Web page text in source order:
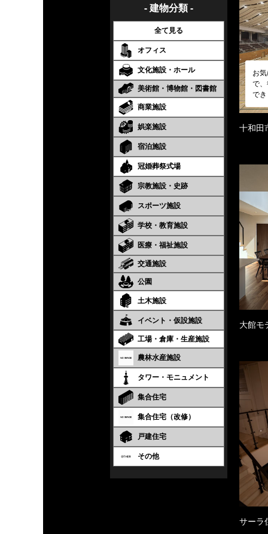
- 建物分類 -
全て見る
オフィス
文化施設・ホール
美術館・博物館・図書館
商業施設
娯楽施設
宿泊施設
冠婚葬祭式場
宗教施設・史跡
スポーツ施設
学校・教育施設
医療・福祉施設
交通施設
公園
土木施設
イベント・仮設施設
工場・倉庫・生産施設
農林水産施設
タワー・モニュメント
集合住宅
集合住宅（改修）
戸建住宅
その他
お
で
で
十和田
大館モ
サーラ